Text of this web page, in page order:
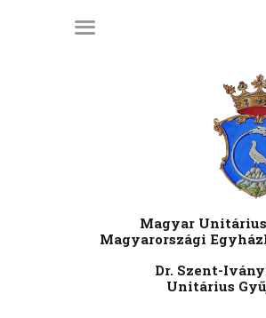
Magyar
Magyarországi
Dr. Szent-
Unitárius
KEZDŐLAP
MÉDIATÁR
ENGLISH